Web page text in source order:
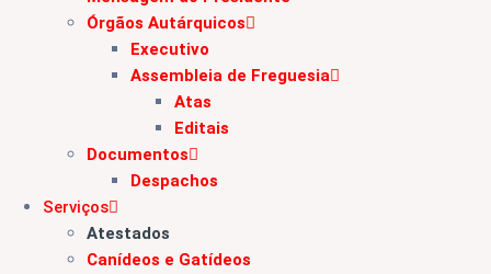
Órgãos Autárquicos
Executivo
Assembleia de Freguesia
Atas
Editais
Documentos
Despachos
Serviços
Atestados
Canídeos e Gatídeos